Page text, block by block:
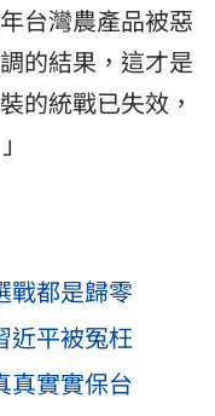
台灣農產品被惡
的結果，這才是
的統戰已失效，
戰都是歸零
近平被冤枉
真實實保台